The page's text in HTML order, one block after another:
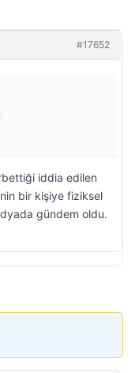
#17652
iddia edilen
bir kişiye fiziksel
gündem oldu.